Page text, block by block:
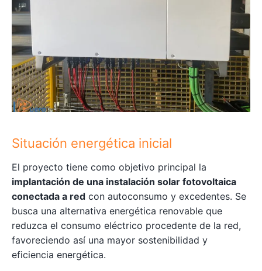
Situación energética inicial
El proyecto tiene como objetivo principal la
implantación de una instalación solar fotovoltaica
conectada a red con autoconsumo y excedentes. Se
busca una alternativa energética renovable que
reduzca el consumo eléctrico procedente de la red,
favoreciendo así una mayor sostenibilidad y
eficiencia energética.